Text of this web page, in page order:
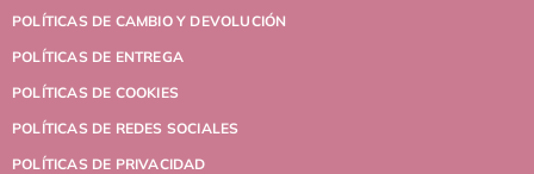
POLÍTICAS DE CAMBIO Y DEVOLUCIÓN
POLÍTICAS DE ENTREGA
POLÍTICAS DE COOKIES
POLÍTICAS DE REDES SOCIALES
POLÍTICAS DE PRIVACIDAD